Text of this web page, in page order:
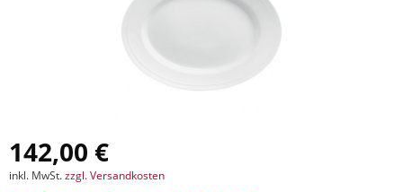
142,00 €
inkl. MwSt.zzgl. Versandkosten